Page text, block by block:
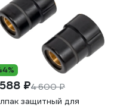
₽4 600 ₽
защитный для